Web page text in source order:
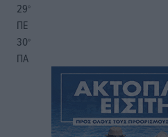
29°
ΠΕ
30°
ΠΑ